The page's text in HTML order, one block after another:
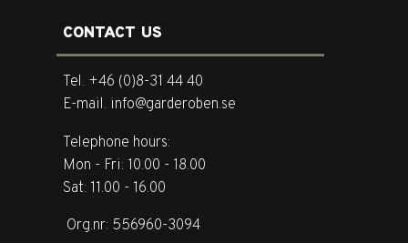
CONTACT US
Tel. +46 (0)8-31 44 40
E-mail. info@garderoben.se
Telephone hours:
Mon - Fri: 10.00 - 18.00
Sat: 11.00 - 16.00
Org.nr: 556960-3094